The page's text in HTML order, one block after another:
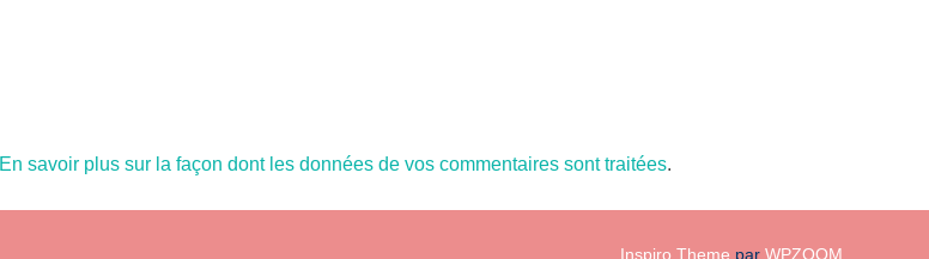
En savoir plus sur la façon dont les données de vos commentaires sont traitées.
Inspiro Theme par WPZOOM